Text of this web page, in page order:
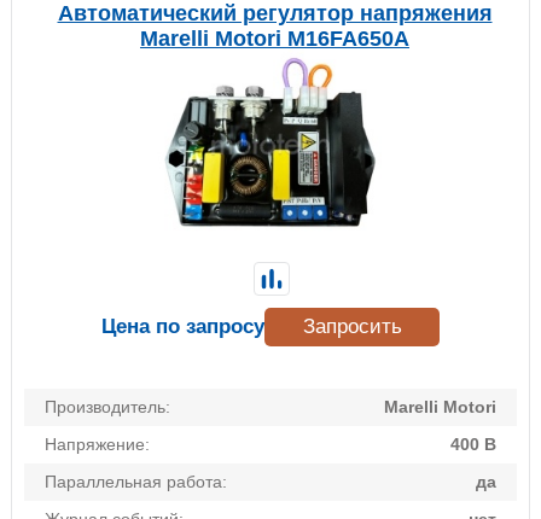
Автоматический регулятор напряжения
Marelli Motori M16FA650A
Производитель:
Marelli Motori
Напряжение:
400 В
Параллельная работа:
да
Цена по запросу Запросить